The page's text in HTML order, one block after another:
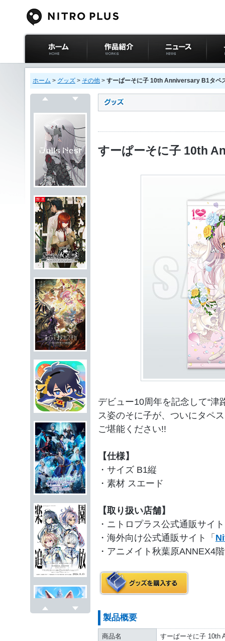
ニトロプラス公式
サイト ホーム
作品紹介 ニュース イベ
ホーム > グッズ > その他 > すーぱーそに子 10th Anniversary B1タペ
すーぱーそに子 10th
デビュー10周年を記念して“津
ス姿のそに子が、ついにタペ
ご堪能ください!!
【仕様】
・サイズ B1縦
・素材 スエード
【取り扱い店舗】
・ニトロプラス公式通販サイ
・海外向け公式通販サイト「
・アニメイト秋葉原ANNEX4
製品概要
商品名 すーぱーそに子 10th